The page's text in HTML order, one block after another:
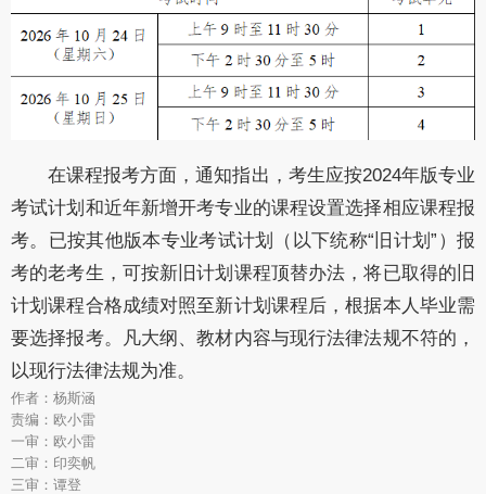
在课程报考方面，通知指出，考生应按2024年版专业
考试计划和近年新增开考专业的课程设置选择相应课程报
考。已按其他版本专业考试计划（以下统称“旧计划”）报
考的老考生，可按新旧计划课程顶替办法，将已取得的旧
计划课程合格成绩对照至新计划课程后，根据本人毕业需
要选择报考。凡大纲、教材内容与现行法律法规不符的，
以现行法律法规为准。
作者：杨斯涵
责编：欧小雷
一审：欧小雷
二审：印奕帆
三审：谭登